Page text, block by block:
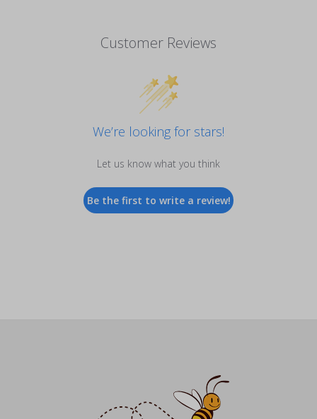
Customer Reviews
We’re looking for stars!
Let us know what you think
Be the first to write a review!